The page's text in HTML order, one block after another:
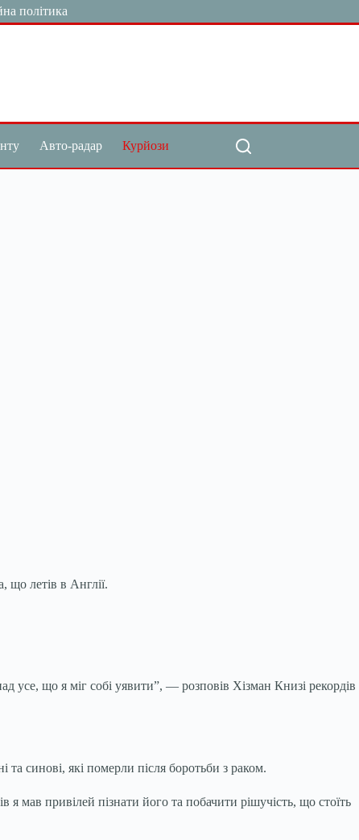
політика
Авто-радар Курйози
що летів в Англії.
усе, що я міг собі уявити”, — розповів Хізман Книзі рекордів
синові, які померли після боротьби з раком.
мав привілей пізнати його та побачити рішучість, що стоїть